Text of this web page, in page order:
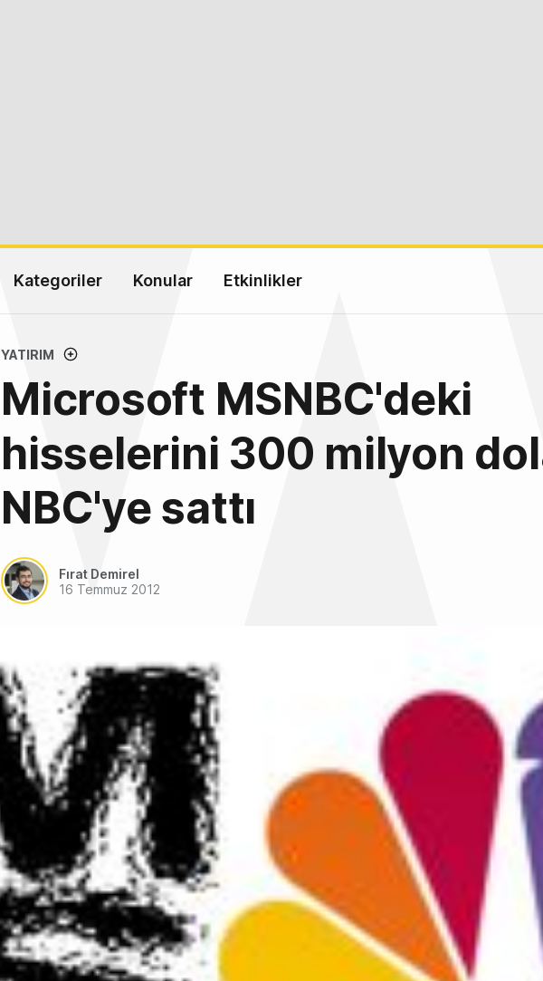
Kategoriler Konular Etkinlikler
YATIRIM
Microsoft MSNBC'deki
hisselerini 300 milyon
NBC'ye sattı
Fırat Demirel
16 Temmuz 2012